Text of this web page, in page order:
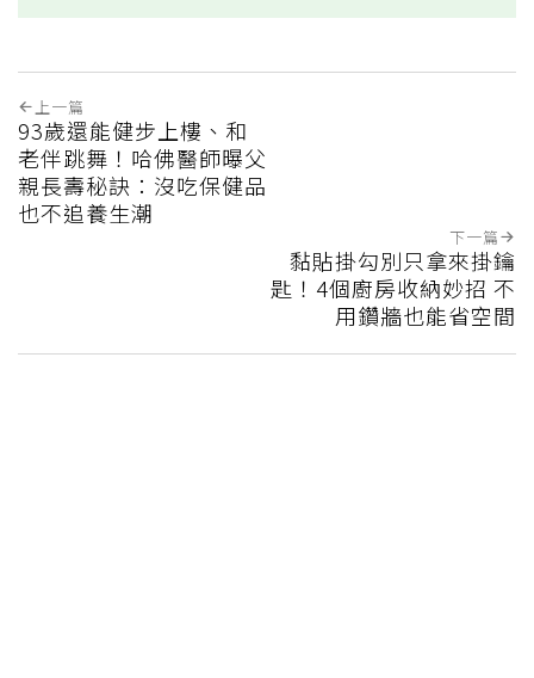
上一篇
93歲還能健步上樓、和
老伴跳舞！哈佛醫師曝父
親長壽秘訣：沒吃保健品
也不追養生潮
下一篇
黏貼掛勾別只拿來掛鑰
匙！4個廚房收納妙招 不
用鑽牆也能省空間